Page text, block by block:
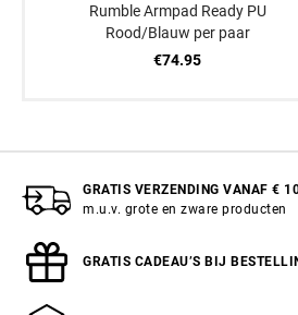
Rumble Armpad Ready PU
Rood/Blauw per paar
€74.95
GRATIS VERZENDING VANAF €
m.u.v. grote en zware producten
GRATIS CADEAU’S BIJ